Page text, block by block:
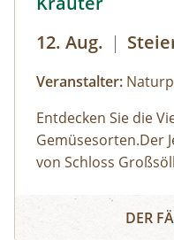
12. Aug. |
Veranstalter:
Entdecken Sie die
Gemüsesorten.Der
von Schloss
gedeihen hier viele
sowie neue und
Entdecke die
DER